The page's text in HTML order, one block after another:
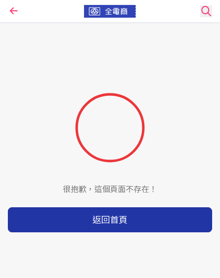
很抱歉，這個頁面不存在！
返回首頁